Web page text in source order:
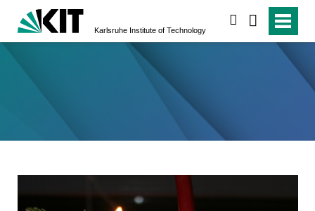
Karlsruhe Institute of Technology